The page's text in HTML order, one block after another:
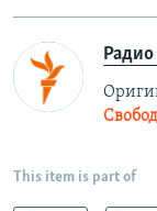
This item is part of